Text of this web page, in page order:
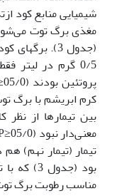
شیمیایی منابع کود
(جدول 3).
0/5 گرم در
کرم ابریشم با برگ
بین تیمارها از
مناسب رطوبت برگ